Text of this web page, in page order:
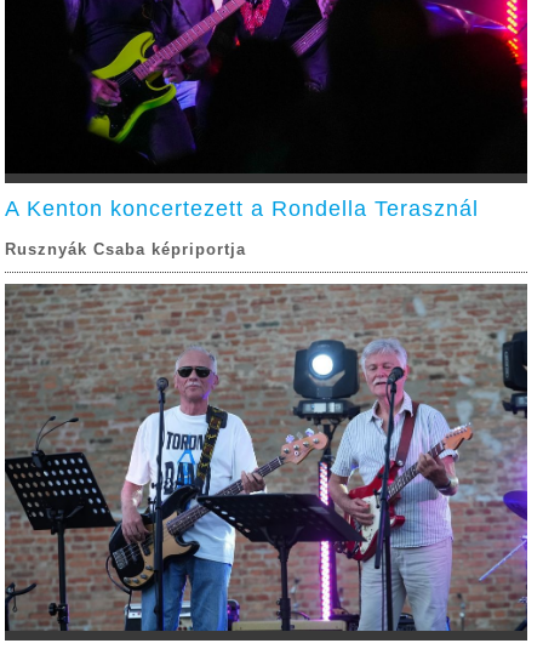
A Kenton koncertezett a Rondella Terasznál
Rusznyák Csaba képriportja